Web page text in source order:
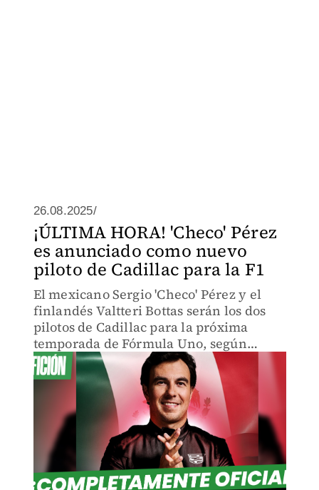
26.08.2025/
¡ÚLTIMA HORA! 'Checo' Pérez
es anunciado como nuevo
piloto de Cadillac para la F1
El mexicano Sergio 'Checo' Pérez y el
finlandés Valtteri Bottas serán los dos
pilotos de Cadillac para la próxima
temporada de Fórmula Uno, según
confirmó este martes el equipo
estadunidense.